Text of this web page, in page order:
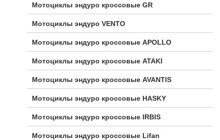
Мотоциклы эндуро кроссовые GR
Мотоциклы эндуро VENTO
Мотоциклы эндуро кроссовые APOLLO
Мотоциклы эндуро кроссовые ATAKI
Мотоциклы эндуро кроссовые AVANTIS
Мотоциклы эндуро кроссовые HASKY
Мотоциклы эндуро кроссовые IRBIS
Мотоциклы эндуро кроссовые Lifan